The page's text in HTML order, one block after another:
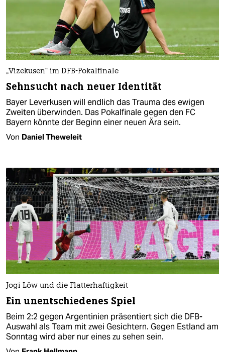
„Vizekusen“ im DFB-Pokalfinale
Sehnsucht nach neuer Identität
Bayer Leverkusen will endlich das Trauma des ewigen
Zweiten überwinden. Das Pokalfinale gegen den FC
Bayern könnte der Beginn einer neuen Ära sein.
Von Daniel Theweleit
Jogi Löw und die Flatterhaftigkeit
Ein unentschiedenes Spiel
Beim 2:2 gegen Argentinien präsentiert sich die DFB-
Auswahl als Team mit zwei Gesichtern. Gegen Estland am
Sonntag wird aber nur eines zu sehen sein.